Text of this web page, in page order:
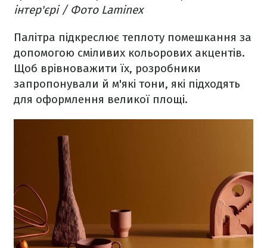
інтер'єрі / Фото Laminex
Палітра підкреслює теплоту помешкання за
допомогою сміливих кольорових акцентів.
Щоб врівноважити їх, розробники
запропонували й м'які тони, які підходять
для оформлення великої площі.